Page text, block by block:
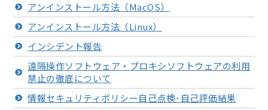
アンインストール方法（MacOS）
アンインストール方法（Linux）
インシデント報告
遠隔操作ソフトウェア・プロキシソフトウェアの利用
禁止の徹底について
情報セキュリティポリシー自己点検･自己評価結果